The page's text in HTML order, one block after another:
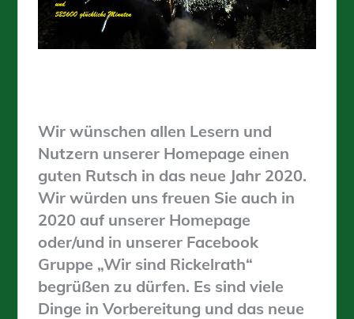
Wir wünschen allen Lesern und
Nutzern unserer Homepage einen
guten Rutsch in das neue Jahr 2020.
Wir würden uns freuen Sie auch in
2020 auf unserer Homepage
oder/und in unserer Facebook
Gruppe „Wir sind Rickelrath“
begrüßen zu dürfen. Es sind viele
Dinge in Vorbereitung und das neue